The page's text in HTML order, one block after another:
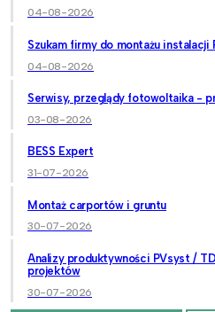
04-08-2026
Szukam firmy do montażu instalacji
04-08-2026
Serwisy, przeglądy fotowoltaika -
03-08-2026
BESS Expert
31-07-2026
Montaż carportów i gruntu
30-07-2026
Analizy produktywności PVsyst /
projektów
30-07-2026